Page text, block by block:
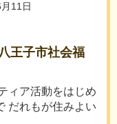
11日
王子市社会福
ィア活動をはじめ
だれもが住みよい